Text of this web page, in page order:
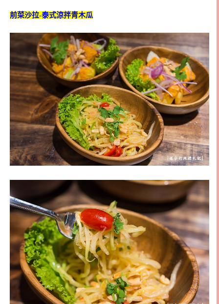
前菜沙拉-泰式涼拌青木瓜